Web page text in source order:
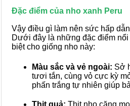
Đặc điểm của nho xanh Peru
Vậy điều gì làm nên sức hấp
Dưới đây là những đặc điểm
biệt cho giống nho này:
Màu sắc và vẻ ngoài: Sở
tươi tắn, cùng vỏ cực kỳ
phấn trắng tự nhiên giúp
Thịt quả: Thịt nho căng